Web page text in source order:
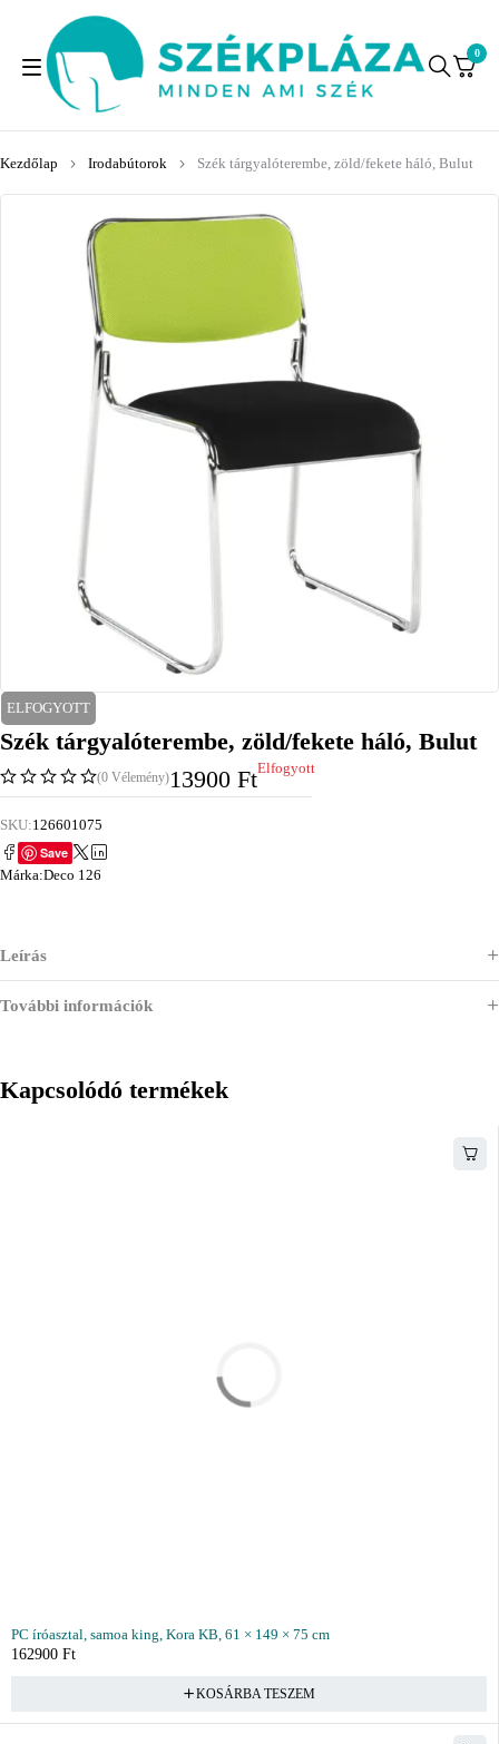
0
Kezdőlap Irodabútorok Szék tárgyalóterembe, zöld/fekete háló, Bulut
ELFOGYOTT
Szék tárgyalóterembe, zöld/fekete háló, Bulut
(0 Vélemény)13900 FtElfogyott
SKU:126601075
Save
Márka:Deco 126
Leírás
További információk
Kapcsolódó termékek
PC íróasztal, samoa king, Kora KB, 61 × 149 × 75 cm
162900 Ft
KOSÁRBA TESZEM